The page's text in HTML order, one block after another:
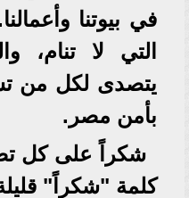
في بيوتنا
التي لا تنام،
يتصدى لكل من
بأمن مصر.
شكراً على كل
كلمة "شكراً"